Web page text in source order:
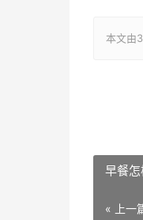
本文由
早餐
« 上一